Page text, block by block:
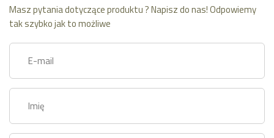
Masz pytania dotyczące produktu ? Napisz do nas! Odpowiemy
tak szybko jak to możliwe